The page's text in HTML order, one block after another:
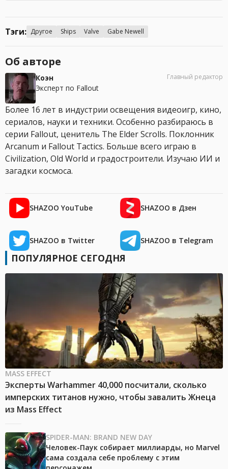
Тэги: Другое Ships Valve Gabe Newell
Об авторе
Коэн
Эксперт по Fallout
Главный редактор
Более 16 лет в индустрии освещения видеоигр, кино,
сериалов, науки и техники. Особенно разбираюсь в
серии Fallout, ценитель The Elder Scrolls. Поклонник
Arcanum и Fallout Tactics. Больше всего играю в
Civilization, Old World и градостроители. Изучаю ИИ и
загадки космоса.
SHAZOO YouTube SHAZOO в Дзен
SHAZOO в Twitter SHAZOO в Telegram
ПОПУЛЯРНОЕ СЕГОДНЯ
MASS EFFECT
Эксперты Warhammer 40,000 посчитали, сколько
имперских титанов нужно, чтобы завалить Жнеца
из Mass Effect
SPIDER-MAN: BRAND NEW DAY
Человек-Паук собирает миллиарды, но Marvel
сама создала себе проблему с этим